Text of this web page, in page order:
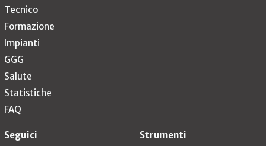
Tecnico
Formazione
Impianti
GGG
Salute
Statistiche
FAQ
Seguici Strumenti